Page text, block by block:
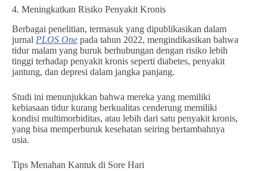
4. Meningkatkan Risiko Penyakit Kronis
Berbagai penelitian, termasuk yang dipublikasikan dalam
jurnal PLOS One pada tahun 2022, mengindikasikan bahwa
tidur malam yang buruk berhubungan dengan risiko lebih
tinggi terhadap penyakit kronis seperti diabetes, penyakit
jantung, dan depresi dalam jangka panjang.
Studi ini menunjukkan bahwa mereka yang memiliki
kebiasaan tidur kurang berkualitas cenderung memiliki
kondisi multimorbiditas, atau lebih dari satu penyakit kronis,
yang bisa memperburuk kesehatan seiring bertambahnya
usia.
Tips Menahan Kantuk di Sore Hari